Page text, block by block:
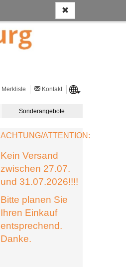
Merkliste Kontakt
Sonderangebote
ACHTUNG/ATTENTION:
Kein Versand
zwischen 27.07.
und 31.07.2026!!!!
Bitte planen Sie
Ihren Einkauf
entsprechend.
Danke.